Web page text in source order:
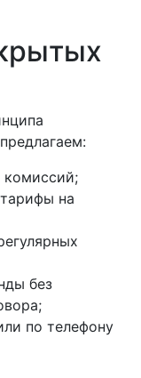
комиссий;
на
без
по телефону